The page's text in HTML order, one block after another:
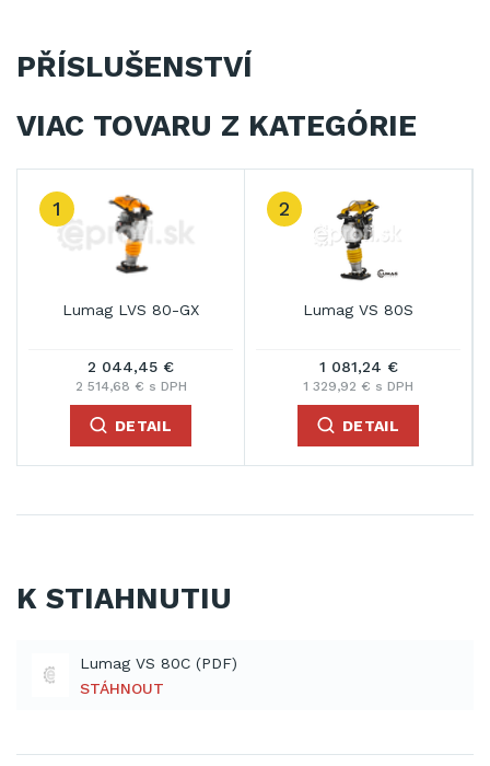
PŘÍSLUŠENSTVÍ
VIAC TOVARU Z KATEGÓRIE
1
Lumag LVS 80-GX
2 044,45 €
2 514,68 € s DPH
DETAIL
2
Lumag VS 80S
1 081,24 €
1 329,92 € s DPH
DETAIL
K STIAHNUTIU
Lumag VS 80C (PDF)
STÁHNOUT